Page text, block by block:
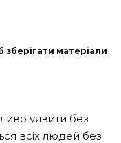
зберігати матеріали
уявити без
всіх людей без